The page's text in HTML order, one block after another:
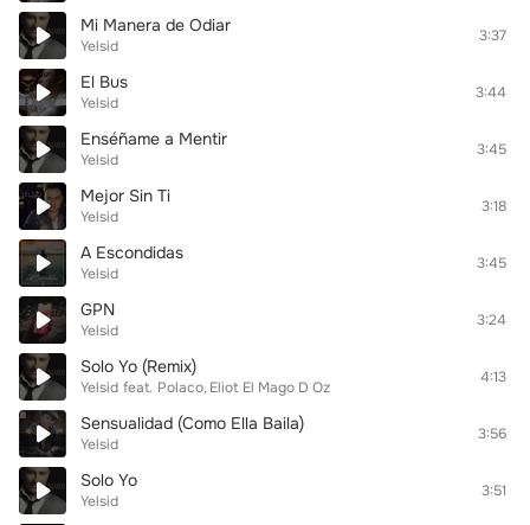
Mi Manera de Odiar
Yelsid
3:37
El Bus
Yelsid
3:44
Enséñame a Mentir
Yelsid
3:45
Mejor Sin Ti
Yelsid
3:18
A Escondidas
Yelsid
3:45
GPN
Yelsid
3:24
Solo Yo (Remix)
Yelsid feat. Polaco Eliot El Mago D Oz
4:13
Sensualidad (Como Ella Baila)
Yelsid
3:56
Solo Yo
Yelsid
3:51